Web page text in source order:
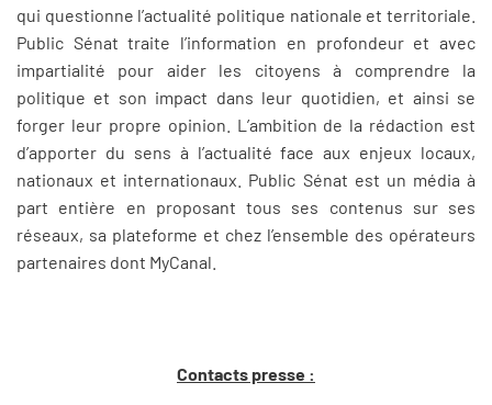
qui questionne l’actualité politique nationale et territoriale.
Public Sénat traite l’information en profondeur et avec
impartialité pour aider les citoyens à comprendre la
politique et son impact dans leur quotidien, et ainsi se
forger leur propre opinion. L’ambition de la rédaction est
d’apporter du sens à l’actualité face aux enjeux locaux,
nationaux et internationaux. Public Sénat est un média à
part entière en proposant tous ses contenus sur ses
réseaux, sa plateforme et chez l’ensemble des opérateurs
partenaires dont MyCanal.
Contacts presse :